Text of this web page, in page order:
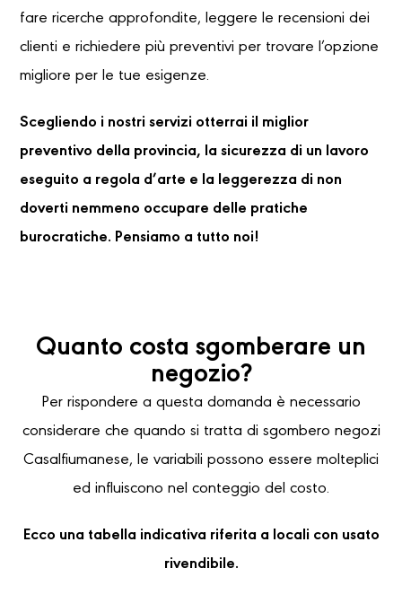
fare ricerche approfondite, leggere le recensioni dei
clienti e richiedere più preventivi per trovare l’opzione
migliore per le tue esigenze.
Scegliendo i nostri servizi otterrai il miglior
preventivo della provincia, la sicurezza di un lavoro
eseguito a regola d’arte e la leggerezza di non
doverti nemmeno occupare delle pratiche
burocratiche. Pensiamo a tutto noi!
Quanto costa sgomberare un
negozio?
Per rispondere a questa domanda è necessario
considerare che quando si tratta di sgombero negozi
Casalfiumanese, le variabili possono essere molteplici
ed influiscono nel conteggio del costo.
Ecco una tabella indicativa riferita a locali con usato
rivendibile.